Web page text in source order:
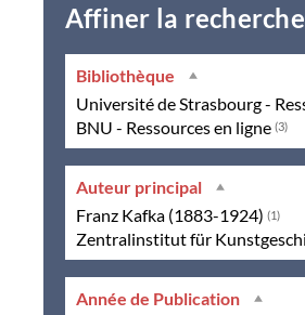
Affiner la recherche
Bibliothèque
BNU - Ressources en ligne (3)
Auteur principal
Franz Kafka (1883-1924) (1)
Année de Publication